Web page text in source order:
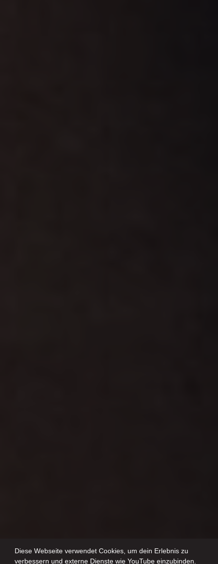
Diese Webseite verwendet Cookies, um dein Erlebnis zu
verbessern und externe Dienste wie YouTube einzubinden.